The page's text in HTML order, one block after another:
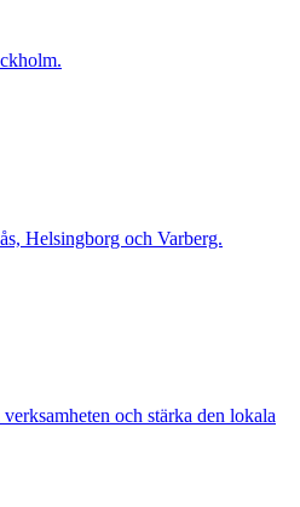
Helsingborg och Varberg.
och stärka den lokala